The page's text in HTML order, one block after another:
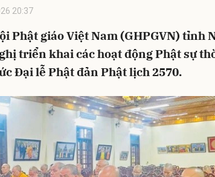
20:37
Phật giáo Việt Nam (GHPGVN) tỉnh
triển khai các hoạt động Phật sự
Đại lễ Phật đản Phật lịch 2570.